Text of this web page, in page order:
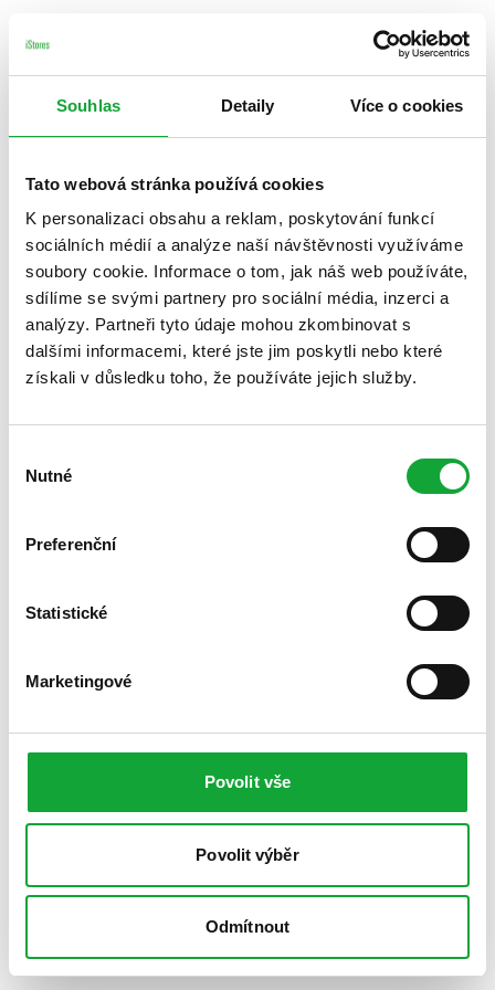
Souhlas Detaily Více o cookies
Tato webová stránka používá cookies
K personalizaci obsahu a reklam, poskytování funkcí
sociálních médií a analýze naší návštěvnosti využíváme
soubory cookie. Informace o tom, jak náš web používáte,
sdílíme se svými partnery pro sociální média, inzerci a
analýzy. Partneři tyto údaje mohou zkombinovat s
dalšími informacemi, které jste jim poskytli nebo které
získali v důsledku toho, že používáte jejich služby.
souhlasu
Nutné
Preferenční
Statistické
Marketingové
Povolit vše
Povolit výběr
Odmítnout